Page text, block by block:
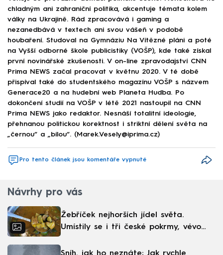
chladným ani zahraniční politika, akcentuje témata kolem
války na Ukrajině. Rád zpracovává i gaming a
nezanedbává v textech ani svou vášeň v podobě
houbaření. Studoval na Gymnáziu Na Vítězné pláni a poté
na Vyšší odborné škole publicistiky (VOŠP), kde také získal
první novinářské zkušenosti. V on-line zpravodajství CNN
Prima NEWS začal pracovat v květnu 2020. V té době
přispíval také do studentského magazínu VOŠP s názvem
Generace20 a na hudební web Planeta Hudba. Po
dokončení studií na VOŠP v létě 2021 nastoupil na CNN
Prima NEWS jako redaktor. Nesnáší totalitní ideologie,
přehnanou politickou korektnost i striktní dělení světa na
„černou“ a „bílou“. (Marek.Vesely@iprima.cz)
Pro tento článek jsou komentáře vypnuté
Návrhy pro vás
Žebříček nejhorších jídel světa.
Umístily se i tři české pokrmy, vévodí
Sníh, jak ho neznáte: Jak rychle